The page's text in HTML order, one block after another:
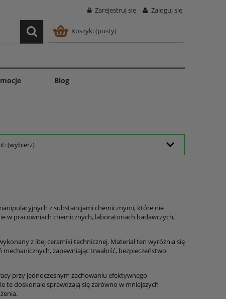
Zarejestruj się Zaloguj się
Koszyk:(pusty)
Blog
(wybierz)
z substancjami chemicznymi, które nie
w pracowniach chemicznych, laboratoriach badawczych,
z litej ceramiki technicznej. Materiał ten wyróżnia się
zapewniając trwałość, bezpieczeństwo
przy jednoczesnym zachowaniu efektywnego
doskonale sprawdzają się zarówno w mniejszych